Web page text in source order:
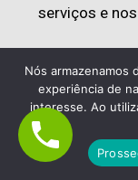
serviços e
Contratei a
Nós armazenamos
experiência de
interesse. Ao